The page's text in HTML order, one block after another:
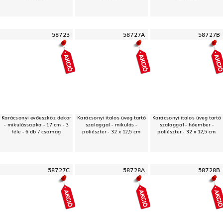
58723
Karácsonyi evőeszköz dekor
- mikulássapka - 17 cm - 3
féle - 6 db / csomag
58727A
Karácsonyi italos üveg tartó
szalaggal - mikulás -
poliészter - 32 x 12,5 cm
58727B
Karácsonyi italos üveg tartó
szalaggal - hóember -
poliészter - 32 x 12,5 cm
58727C 58728A 58728B